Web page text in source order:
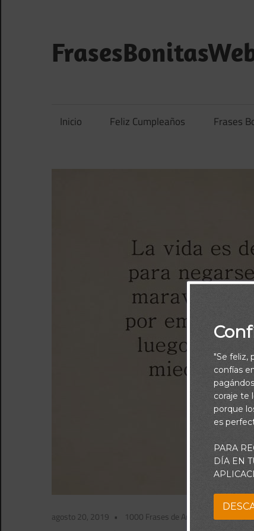
contenido
Inicio Feliz Cumpleaños Frases
agosto 20, 2019 1000 Frases de Amor
"Se feliz,
confías
coraje te
porque
es
PARA
DÍA EN